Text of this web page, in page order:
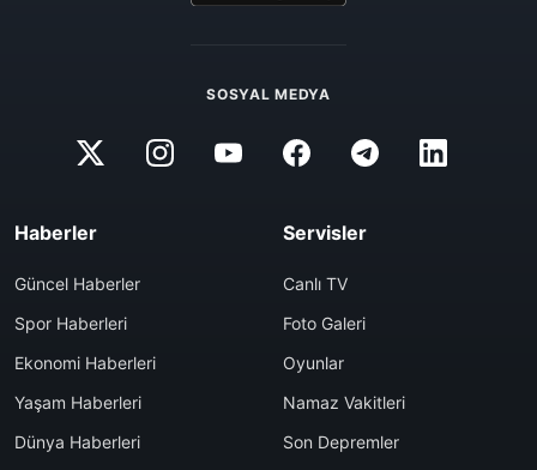
SOSYAL MEDYA
Haberler
Güncel Haberler
Spor Haberleri
Ekonomi Haberleri
Yaşam Haberleri
Dünya Haberleri
Servisler
Canlı TV
Foto Galeri
Oyunlar
Namaz Vakitleri
Son Depremler